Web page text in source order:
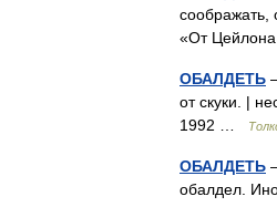
соображать,
«От Цейлона
ОБАЛДЕТЬ
от скуки. |
1992 …
ОБАЛДЕТЬ
обалдел.